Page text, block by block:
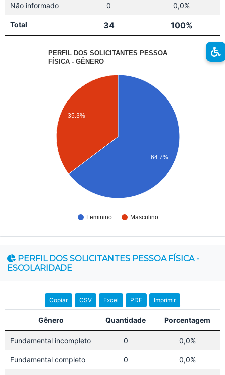
Não informado 0 0,0%
Total 34 100%
PERFIL DOS SOLICITANTES PESSOA
FÍSICA - GÊNERO
Feminino Masculino
35.3%
64.7%
PERFIL DOS SOLICITANTES PESSOA FÍSICA -
ESCOLARIDADE
Copiar CSV Excel PDF Imprimir
Gênero Quantidade Porcentagem
Fundamental incompleto 0 0,0%
Fundamental completo 0 0,0%